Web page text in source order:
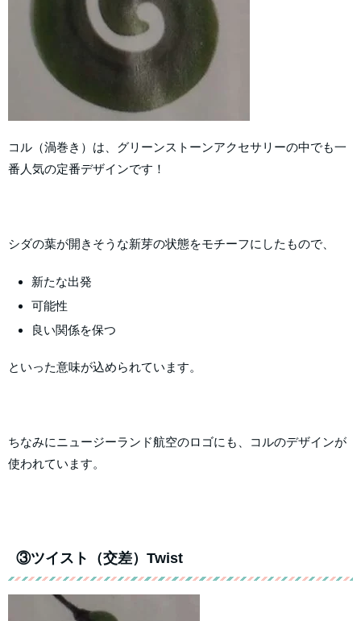
コル（渦巻き）は、グリーンストーンアクセサリーの中でも一
番人気の定番デザインです！
シダの葉が開きそうな新芽の状態をモチーフにしたもので、
新たな出発
可能性
良い関係を保つ
といった意味が込められています。
ちなみにニュージーランド航空のロゴにも、コルのデザインが
使われています。
③ツイスト（交差）Twist